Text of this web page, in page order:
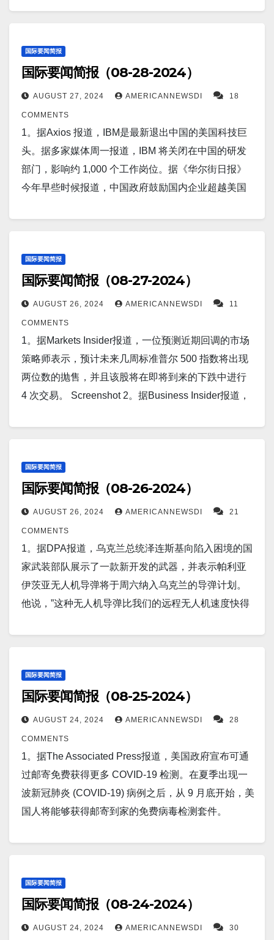
家安全顾问杰克·沙利文进行了一次意外会面。
Screenshot…
乌克兰称其一架西方捐赠的F-16战机坠毁。
Facebook 上发布的一份军事声明称，俄罗斯周一向乌
克兰发射了大规模导弹和无人机攻击，导致这架战斗
机坠毁。声明称，其中四枚俄罗斯导弹被 F-16 击落。
Screenshot 11。据Newsweek 报道，乌克兰本周首次
使用无人机袭击了距离边境数百英里的俄罗斯地区。
Screenshot 12。据基辅路透社报道，乌克兰总统弗拉
基米尔·泽连斯基周二表示，与俄罗斯的战争最终将通
5。据SciTechDaily 报道，新的纳米粒子癌症治疗成功
透社报道，菲律宾总统小费迪南德·马科斯，周末部
署 2,000 名警察逮捕一名被控性交易的有影响力的牧
7。据Business Insider报道称，乌克兰无法对俄罗斯境
内的目标使用英国的“风暴之影”导弹，因为美国尚未批
准。 Screenshot 8。据CNN 报道，日本敦促400万人
撤离，台风“杉杉”威胁南部，降雨量高达一米。
Screenshot 9。据SciTechDaily 报道，西海岸面临危
险：新的巨型逆冲断层研究表明，下一次大地震可能
频，并称“萨比纳浅滩周围又出现了令人无法接受的事
态发展”。 Screenshot 11。据马尼拉路透社报道，两名
高级安全官员周四表示，菲律宾希望通过中程导弹和
先进战斗机升级其军队，在地区紧张局势日益加剧的
情况下，菲律宾将花费至少 330 亿美元来实现国防现
代化。 Screenshot 12。据The Independent报道，俄
罗斯4天内第三次向乌克兰发射重型导弹和无人机，进
行轰炸。 Screenshot 13。据BBC报道，联合国秘书长
表示：“太平洋地区是当今世界上最脆弱的地区。” …
提供水，为受长期干旱影响的地区提供救助。
Screenshot 3。据尼日利亚阿布贾美联社报道，非洲公
共卫生机构周二表示，非洲的 MPOX 猴痘病例迅速增
已久的疫苗，这些疫苗本周将抵达受影响最严重的地
区。 Screenshot 4。据Business Insider报道，台湾希
望全力投入新潜艇，以遏制中国海军，并在第一艘潜
艇做好战斗准备之前投入数十亿美元。 Screenshot
利用一个严重的零日漏洞渗透和感染美国互联网公司
表示，这次复杂的攻击是由“Volt Typhoon”组织发起
的，旨在破坏美国关键基础设施、窃取凭证，并可能
湾的冲突。 Screenshot 6。据Business Insider报道，
美国海军上将表示，在与中国关系紧张之际，美国舰
艇可能驶入南海对峙地区以保护盟友。 Screenshot
7。据Defense News乌克兰基辅报道，周二，俄罗斯
连续第二天在乌克兰境内发射了数十枚导弹和无人
机。乌克兰总统称其中一些在抵达目标之前被西方提
实施的制裁是“非法和单方面的”，并且“不基于事实”。
Screenshot 9。据Markets Insider报道，高盛表示，随
着 850 亿美元涌入股市，本周股市有望创下历史新
高。高盛表示，系统性交易策略和企业回购计划正在
推动需求。 Screenshot 10。据Markets Insider报道，
华尔街策略师吉姆·保尔森表示，美联储已经为股市“全
新牛市”打开了大门。…
国际要闻简报
国际要闻简报（08-28-2024）
AUGUST 27, 2024 AMERICANNEWSDI 18
COMMENTS
1。据Axios 报道，IBM是最新退出中国的美国科技巨
头。据多家媒体周一报道，IBM 将关闭在中国的研发
部门，影响约 1,000 个工作岗位。据《华尔街日报》
今年早些时候报道，中国政府鼓励国内企业超越美国
北京威胁要对美国采取“必要措施”。 Screenshot 3。据
多伦多美联社报道，加拿大周一宣布，将对中国制造
的电动汽车进口征收 100% 的关税，与美国对西方政
4。据Straight Arrow News 报道，以色列国防军对真主
党进行了自 10 月 8 日以来最大规模的打击，当时伊朗
支持的组织开始攻击以色列以声援哈马斯。 8 月 25 日
星期日，以色列空军出动 100 架战斗机袭击黎巴嫩南
主党士兵死亡。 Screenshot 5。据Interesting
游戏规则的 820 Wh/Kg，且无衰减。 Screenshot 6。
据Business Insider报道，乌克兰表示首次使用新型远
军基地。 Screenshot 7。据The Independent 报道，
Apple 已宣布将于 9 月 9 日在其加州总部举办一场题
为“It's Glowtime”的活动，现场发布新手机iPhone
16 ，Watch 和 AirPods。 Screenshot 8。据阿拉伯联
合酋长国迪拜美联社报道，伊朗最高领导人周二打开
了与美国就伊朗迅速推进的核计划重新进行谈判的大
达 91%。这一发展可以让患有严重运动障碍的人自由
交流，从而使他们受益匪浅。 Screenshot 10。据
CNN 报道，海洋正在溢出”：新报告警告太平洋海平面
上升超过全球平均水平，联合国秘书长向全球发出求
救信号。 Screenshot 11。据The…
国际要闻简报
国际要闻简报（08-27-2024）
AUGUST 26, 2024 AMERICANNEWSDI 11
COMMENTS
1。据Markets Insider报道，一位预测近期回调的市场
策略师表示，预计未来几周标准普尔 500 指数将出现
两位数的抛售，并且该股将在即将到来的下跌中进行
4 次交易。 Screenshot 2。据Business Insider报道，
中位于Pangai，深度为106.7公里（约66.3英里）。美
国地质调查局表示，截至周日发布时，已收到 18 份有
人感受到地震的报告。 Screenshot 4。据Reuters报
机袭击。 Screenshot 5。据TheCoolDown 报道，科学
家在香蕉方面取得了惊人的突破，可以改变一切：
是”开创性的旅程”。诺森比亚大学的科学家和他们在巴
基斯坦的合作伙伴取得一项惊人的突破，他们将香蕉
Newsweek报道，美国智库战争研究所（ISW）周日发
该地区与乌克兰苏梅接壤。普京的军队正试图将敌对
军队赶出俄罗斯领土。 Screenshot 7。据NewsNation
Niña）现象：“几乎前所未有”。研究人员仍然需要收集
整个八月份的温度数据，以确定拉尼娜现象是否确实
在大西洋赤道上空形成，但今年夏天已经不同寻常。
Screenshot 8。据CNN 报道，西方航空公司在新冠疫
情结束之初，对重返中国感到兴奋，但现在不一样
了。几家西方航空公司正在削减一年前恢复的航班，
（Nicotinamide Mononucleotide ，NMN）；2.白藜芦
醇（Resveratrol ）3.槲皮素（Quercetin）。
Screenshot 10。据北京路透社报道，中国银行表示，
国际要闻简报
国际要闻简报（08-26-2024）
AUGUST 26, 2024 AMERICANNEWSDI 21
COMMENTS
1。据DPA报道，乌克兰总统泽连斯基向陷入困境的国
家武装部队展示了一款新开发的武器，并表示帕利亚
伊茨亚无人机导弹将于周六纳入乌克兰的导弹计划。
他说，”这种无人机导弹比我们的远程无人机速度快得
动的报复性袭击。这一消息发布之际，以色列媒体声
称，根据形势评估，真主党可能很快就会发动袭击。
Screenshot 3。据The Associated Press报道，一种罕
警惕。他们担心东部马脑炎（eastern equine
encephalitis）。州卫生官员上周宣布，一名 80 多岁
的男子感染了这种疾病，这是马萨诸塞州自 2020 年以
来发现的首例人类病例。 Screenshot 4。据CNN 报
称，在以色列周四提交修订后的计划后，埃及将向哈
协议以停止加沙战斗的努力仍在继续。 Screenshot
5。古巴公共卫生部长何塞·安赫尔·波塔尔·米兰达(José
以来，古巴已确诊 400 多例奥罗普切病毒病例。据
国际要闻简报
国际要闻简报（08-25-2024）
AUGUST 24, 2024 AMERICANNEWSDI 28
COMMENTS
1。据The Associated Press报道，美国政府宣布可通
过邮寄免费获得更多 COVID-19 检测。在夏季出现一
波新冠肺炎 (COVID-19) 病例之后，从 9 月底开始，美
国人将能够获得邮寄到家的免费病毒检测套件。
鲍威尔表示美国降息的“时机已经到来”——事实也确实
如此。 Screenshot 4。据Interesting Engineering报
道，美国陆军的人工智能系统将变得更智能、更快
国际要闻简报
国际要闻简报（08-24-2024）
AUGUST 24, 2024 AMERICANNEWSDI 30